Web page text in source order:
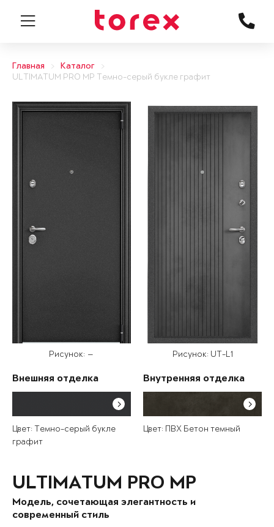
Главная
Каталог
ULTIMATUM PRO MP Темно-серый букле графит
Рисунок: —
Внешняя отделка
Цвет: Темно-серый букле
графит
Рисунок: UT-L1
Внутренняя отделка
Цвет: ПВХ Бетон темный
ULTIMATUM PRO MP
Модель, сочетающая элегантность и
современный стиль